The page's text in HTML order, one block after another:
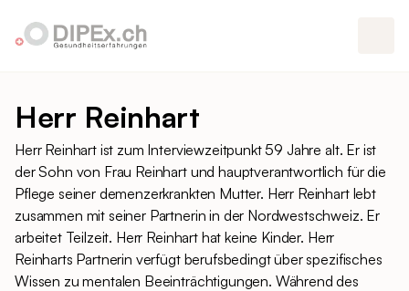
Herr Reinhart
Herr Reinhart ist zum Interviewzeitpunkt 59 Jahre alt. Er ist
der Sohn von Frau Reinhart und hauptverantwortlich für die
Pflege seiner demenzerkrankten Mutter. Herr Reinhart lebt
zusammen mit seiner Partnerin in der Nordwestschweiz. Er
arbeitet Teilzeit. Herr Reinhart hat keine Kinder. Herr
Reinharts Partnerin verfügt berufsbedingt über spezifisches
Wissen zu mentalen Beeinträchtigungen. Während des